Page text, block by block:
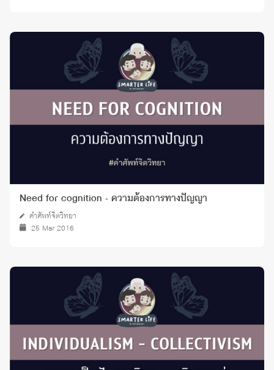
Need for cognition - ความต้องการทางปัญญา
คำศัพท์จิตวิทยา
25 Mar 2016